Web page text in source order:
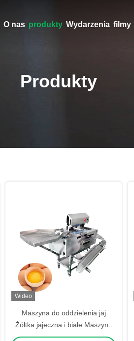
O nas produkty Wydarzenia filmy
Produkty
Wideo
Maszyna do oddzielenia jaj
Żółtka jajeczna i białe Maszyna
do oddzielenia jaj 3000 sztuk/h